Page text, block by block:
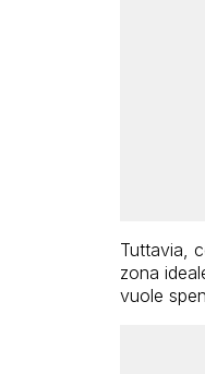
Tuttavia,
zona
vuole